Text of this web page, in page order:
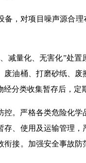
备，对项目噪声源合
、减量化、无害化”处
废油桶、打磨砂纸、
分类收集暂存后，定
控。严格各类危险化
存、使用及运输管理
衔接。加强安全事故